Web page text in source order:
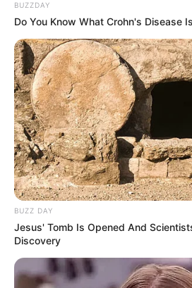
BUZZDAY
Do You Know What Crohn's Disease
BUZZ DAY
Jesus' Tomb Is Opened And
Discovery